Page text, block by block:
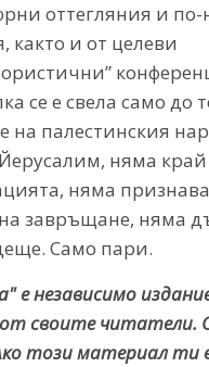
оттегляния и
както и от целеви
се е свела само до
на палестинския
няма край
няма
завръщане, няма
Само пари.
е независимо
своите читатели.
този материал ти е